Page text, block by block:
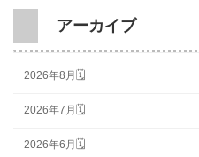
アーカイブ
2026年8月🗓
2026年7月🗓
2026年6月🗓